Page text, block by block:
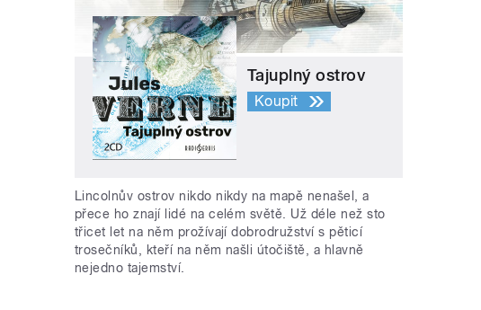
Tajuplný ostrov
Koupit
Lincolnův ostrov nikdo nikdy na mapě nenašel, a
přece ho znají lidé na celém světě. Už déle než sto
třicet let na něm prožívají dobrodružství s pěticí
trosečníků, kteří na něm našli útočiště, a hlavně
nejedno tajemství.